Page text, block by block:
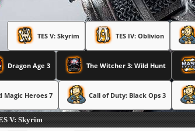
TES V: Skyrim TES IV: Oblivion
Dragon Age 3 The Witcher 3: Wild Hunt
Magic Heroes 7 Call of Duty: Black Ops 3
V: Skyrim